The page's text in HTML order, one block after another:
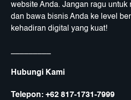
website Anda. Jangan ragu
dan bawa bisnis Anda ke level
kehadiran digital yang kuat!
Hubungi Kami
Telepon:+62 817-1731-7999